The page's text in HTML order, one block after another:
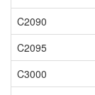
C2090
C2095
C3000